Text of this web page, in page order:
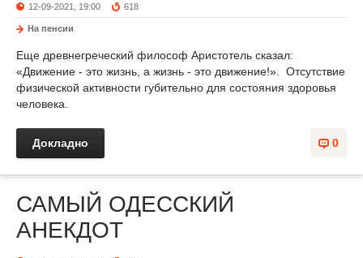
12-09-2021, 19:00 618
На пенсии
Еще древнегреческий философ Аристотель сказал:
«Движение - это жизнь, а жизнь - это движение!». Отсутствие
физической активности губительно для состояния здоровья
человека.
0
Докладно
САМЫЙ ОДЕССКИЙ
АНЕКДОТ